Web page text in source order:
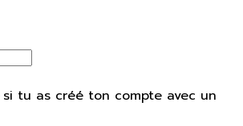
tu as créé ton compte avec un